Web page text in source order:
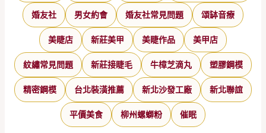
婚友社 男女約會 婚友社常見問題 頌缽音療
美睫店 新莊美甲 美睫作品 美甲店
紋繡常見問題 新莊接睫毛 牛樟芝滴丸 塑膠鋼模
精密鋼模 台北裝潢推薦 新北沙發工廠 新北聯誼
平價美食 柳州螺螄粉 催眠